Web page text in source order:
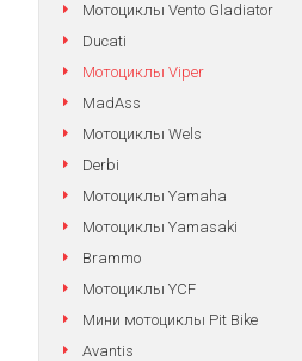
Мотоциклы Vento Gladiator
Ducati
Мотоциклы Viper
MadAss
Мотоциклы Wels
Derbi
Мотоциклы Yamaha
Мотоциклы Yamasaki
Brammo
Мотоциклы YCF
Мини мотоциклы Pit Bike
Avantis